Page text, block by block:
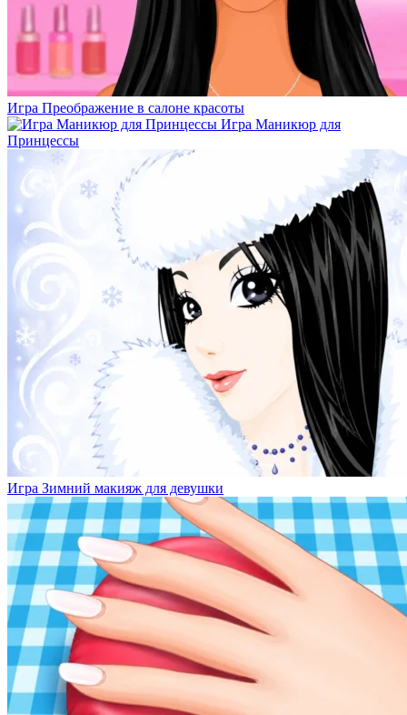
Игра Преображение в салоне красоты
Игра Маникюр для
Принцессы
Игра Зимний макияж для девушки